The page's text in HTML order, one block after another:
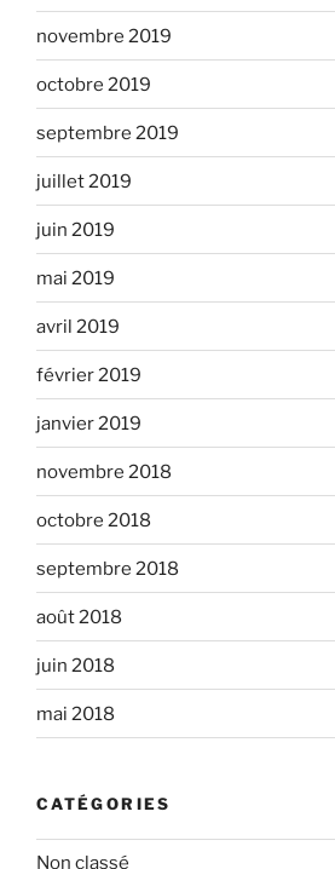
novembre 2019
octobre 2019
septembre 2019
juillet 2019
juin 2019
mai 2019
avril 2019
février 2019
janvier 2019
novembre 2018
octobre 2018
septembre 2018
août 2018
juin 2018
mai 2018
CATÉGORIES
Non classé